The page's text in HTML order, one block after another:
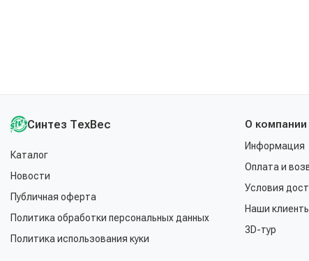
Синтез ТехВес
Каталог
Новости
Публичная оферта
Политика обработки персональных данных
Политика использования куки
О компании
Информация
Оплата и
Условия
Наши
3D-тур